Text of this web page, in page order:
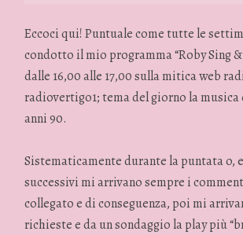
Eccoci qui! Puntuale come tutte le
condotto il mio programma “Roby Sing
dalle 16,00 alle 17,00 sulla mitica web
radiovertigo1; tema del giorno la musica
anni 90.
Sistematicamente durante la puntata o,
successivi mi arrivano sempre i
collegato e di conseguenza, poi mi
richieste e da un sondaggio la play più